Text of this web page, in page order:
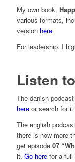
My own book,
various formats,
version here.
For leadership, I
Listen
The danish
hereor search for it
The english
there is now more
get episode 07
it. Go herefor a full